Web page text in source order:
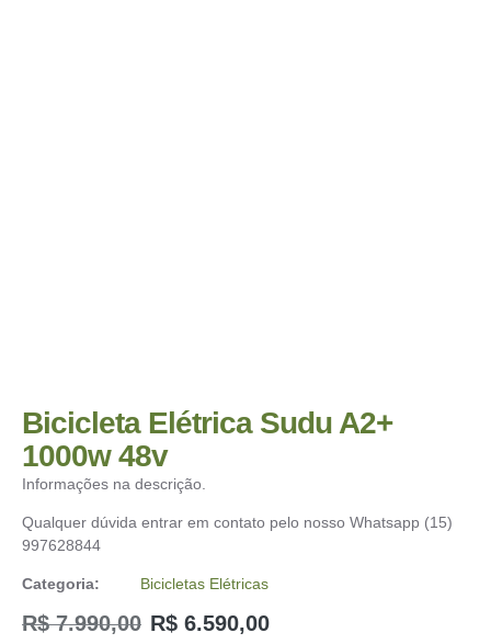
Bicicleta Elétrica Sudu A2+
1000w 48v
Informações na descrição.
Qualquer dúvida entrar em contato pelo nosso Whatsapp (15)
997628844
Categoria: Bicicletas Elétricas
R$7.990,00 R$ 6.590,00